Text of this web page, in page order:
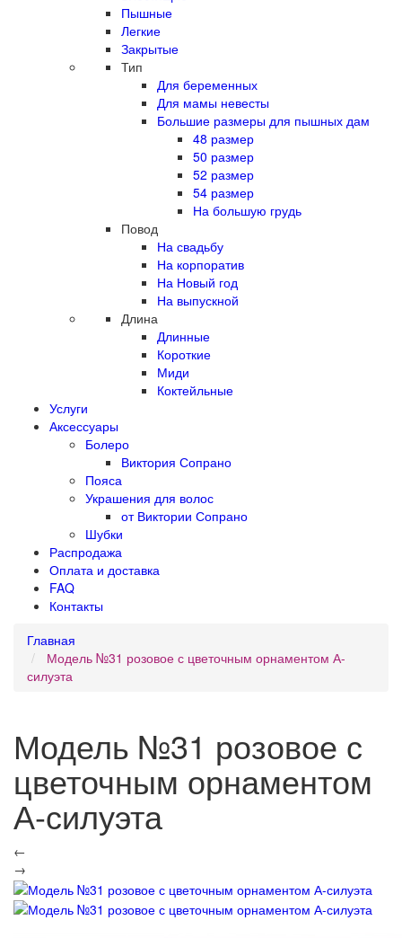
Пышные
Легкие
Закрытые
Тип
Для беременных
Для мамы невесты
Большие размеры для пышных дам
48 размер
50 размер
52 размер
54 размер
На большую грудь
Повод
На свадьбу
На корпоратив
На Новый год
На выпускной
Длина
Длинные
Короткие
Миди
Коктейльные
Услуги
Аксессуары
Болеро
Виктория Сопрано
Пояса
Украшения для волос
от Виктории Сопрано
Шубки
Распродажа
Оплата и доставка
FAQ
Контакты
Главная
Модель №31 розовое с цветочным орнаментом А-
силуэта
Модель №31 розовое с
цветочным орнаментом
А-силуэта
←
→